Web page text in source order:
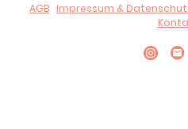
AGB Impressum &